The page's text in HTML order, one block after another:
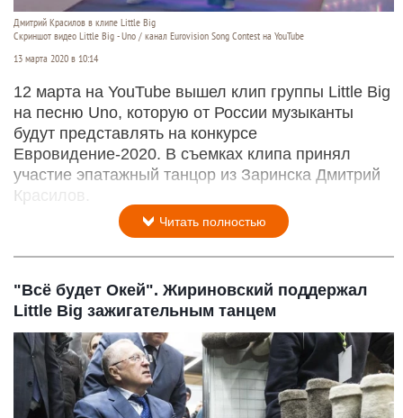
Дмитрий Красилов в клипе Little Big
Скриншот видео Little Big - Uno / канал Eurovision Song Contest на YouTube
13 марта 2020 в 10:14
12 марта на YouTube вышел клип группы Little Big
на песню Uno, которую от России музыканты
будут представлять на конкурсе
Евровидение-2020. В съемках клипа принял
участие эпатажный танцор из Заринска Дмитрий
Красилов.
Читать полностью
"Всё будет Окей". Жириновский поддержал
Little Big зажигательным танцем